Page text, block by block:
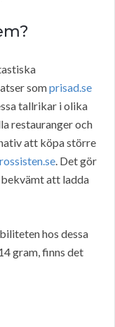
somprisad.se
tallrikar i olika
restauranger och
att köpa större
. Det gör
att ladda
hos dessa
gram, finns det